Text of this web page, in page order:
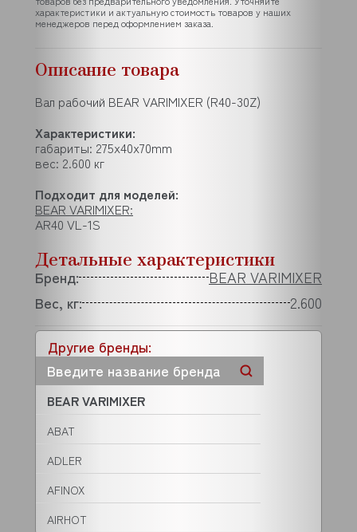
Другие бренды:
BEAR VARIMIXER
ABAT
ADLER
AFINOX
AIRHOT
характеристики и актуальную стоимость товаров у наших
менеджеров перед оформлением заказа.
Описание товара
Вал рабочий BEAR VARIMIXER (R40-30Z)
Характеристики:
габариты: 275x40x70mm
вес: 2.600 кг
Подходит для моделей:
BEAR VARIMIXER:
AR40 VL-1S
Детальные характеристики
Бренд:
BEAR VARIMIXER
Вес, кг:
2.600